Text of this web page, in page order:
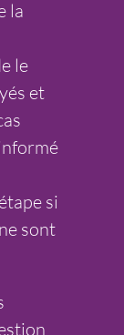
la
le
et
si
sont